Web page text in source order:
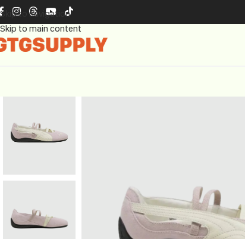
Skip to navigation
Skip to main content